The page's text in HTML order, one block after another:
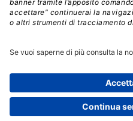
Mixer è un prodotto del network
redazione, pubblicità | © Copyright